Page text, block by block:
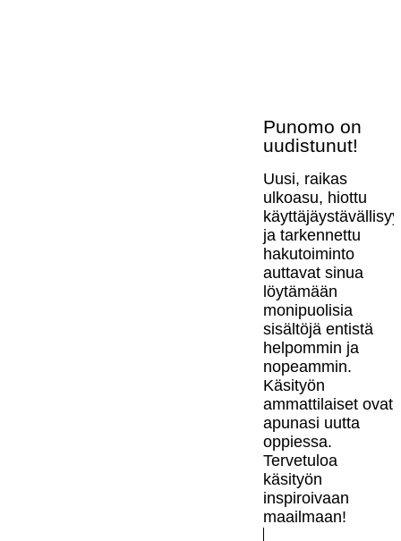
Punomo on
uudistunut!
Uusi, raikas
ulkoasu, hiottu
ja tarkennettu
hakutoiminto
auttavat sinua
löytämään
monipuolisia
sisältöjä entistä
helpommin ja
nopeammin.
Käsityön
ammattilaiset ovat
apunasi uutta
oppiessa.
Tervetuloa
käsityön
inspiroivaan
maailmaan!